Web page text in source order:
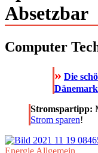
Absetzbar
Computer
» Die
Stromspartipp:
Strom sparen!
Energie Allgemein